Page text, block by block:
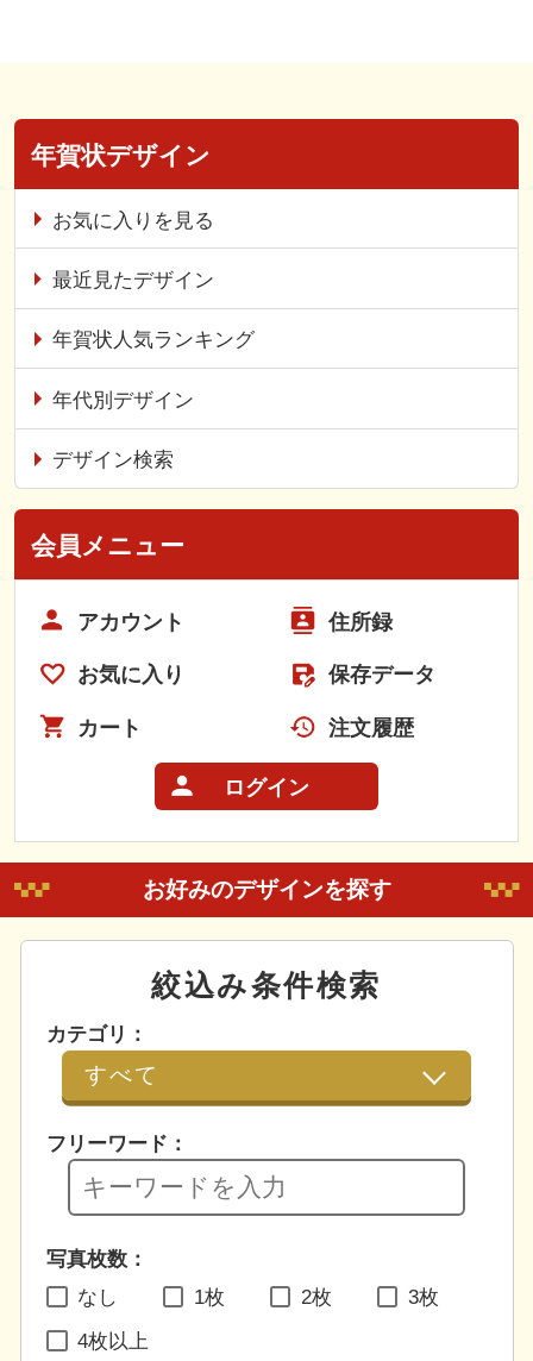
年賀状デザイン
お気に入りを見る
最近見たデザイン
年賀状人気ランキング
年代別デザイン
デザイン検索
会員メニュー
アカウント 住所録
お気に入り 保存データ
カート 注文履歴
ログイン
お好みのデザインを探す
絞込み条件検索
カテゴリ：
フリーワード：
写真枚数：
なし
1枚 2枚 3枚
4枚以上